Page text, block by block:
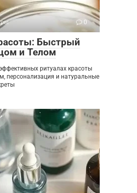
0
Быстрый
и Телом
ритуалах красоты
персонализация и натуральные